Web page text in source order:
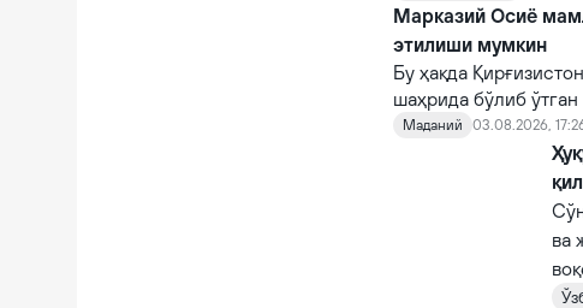
фазога учирилади.
Марказий Осиё
этилиши мумкин
Бу ҳақда
шаҳрида бўлиб
норасмий
Маданий 03.08.2026,
ва